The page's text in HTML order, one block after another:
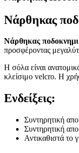
Νάρθηκας
Νάρθηκας
προσφέροντας
Η σόλα είναι
κλείσιμο velcro. Η
Ενδείξεις:
Συντηρητική
Συντηρητική
Αντικαθιστά το